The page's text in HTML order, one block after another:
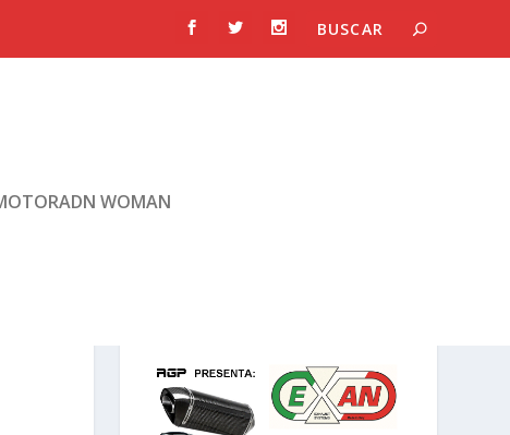
WOMAN